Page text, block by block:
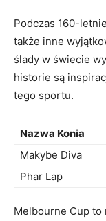
Podczas ‍160-
także inne
ślady w świecie
⁢historie są
⁤tego‌ sportu.
Nazwa Konia
Makybe Diva
Phar Lap
Melbourne⁤ Cup